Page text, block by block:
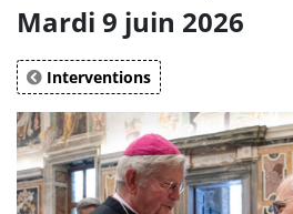
Mardi 9 juin 2026
Interventions